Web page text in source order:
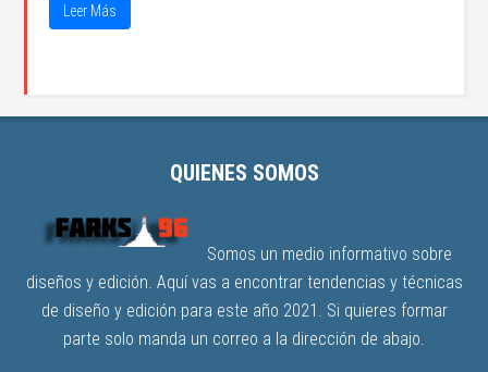
Leer Más
QUIENES SOMOS
Somos un medio informativo sobre
diseños y edición. Aquí vas a encontrar tendencias y técnicas
de diseño y edición para este año 2021. Si quieres formar
parte solo manda un correo a la dirección de abajo.